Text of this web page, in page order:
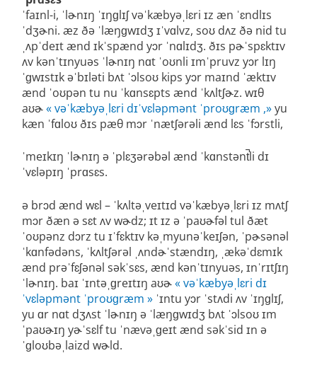
ˈfaɪnl-i, ˈlɚnɪŋ ˈɪŋɡlɪʃ vəˈkæbyəˌlɛri ɪz æn ˈɛndlɪs
ˈdʒɚni. æz ðə ˈlæŋɡwɪdʒ ɪˈvɑlvz, soʊ dʌz ðə nid tu
ˌʌpˈdeɪt ænd ɪkˈspænd yɔr ˈnɑlɪdʒ. ðɪs pɚˈspɛktɪv
ʌv kənˈtɪnyuəs ˈlɚnɪŋ nɑt ˈoʊnli ɪmˈpruvz yɔr lɪŋ
ˈɡwɪstɪk əˈbɪləti bʌt ˈɔlsoʊ kips yɔr maɪnd ˈæktɪv
ænd ˈoʊpən tu nu ˈkɑnsɛpts ænd ˈkʌltʃɚz. wɪθ
aʊɚ« vəˈkæbyəˌlɛri dɪˈvɛləpmənt ˈproʊɡræm ,»yu
kæn ˈfɑloʊ ðɪs pæθ mɔr ˈnætʃərəli ænd lɛs ˈfɔrstli,
ˈmeɪkɪŋ ˈlɚnɪŋ ə ˈplɛʒərəbəl ænd ˈkɑnstənt̚li dɪ
ˈvɛləpɪŋ ˈprɑsɛs.
ə brɔd ænd wɛl – ˈkʌltəˌveɪtɪd vəˈkæbyəˌlɛri ɪz mʌtʃ
mɔr ðæn ə sɛt ʌv wɚdz; ɪt ɪz ə ˈpaʊɚfəl tul ðæt
ˈoʊpənz dɔrz tu ɪˈfɛktɪv kəˌmyunəˈkeɪʃən, ˈpɚsənəl
ˈkɑnfədəns, ˈkʌltʃərəl ˌʌndɚˈstændɪŋ, ˌækəˈdɛmɪk
ænd prəˈfɛʃənəl səkˈsɛs, ænd kənˈtɪnyuəs, ɪnˈrɪtʃɪŋ
ˈlɚnɪŋ. baɪ ˈɪntəˌɡreɪtɪŋ aʊɚ« vəˈkæbyəˌlɛri dɪ
ˈvɛləpmənt ˈproʊɡræm » ˈɪntu yɔr ˈstʌdi ʌv ˈɪŋɡlɪʃ,
yu ɑr nɑt dʒʌst ˈlɚnɪŋ ə ˈlæŋɡwɪdʒ bʌt ˈɔlsoʊ ɪm
ˈpaʊɚɪŋ yɚˈsɛlf tu ˈnævəˌɡeɪt ænd səkˈsid ɪn ə
ˈɡloʊbəˌlaizd wɚld.